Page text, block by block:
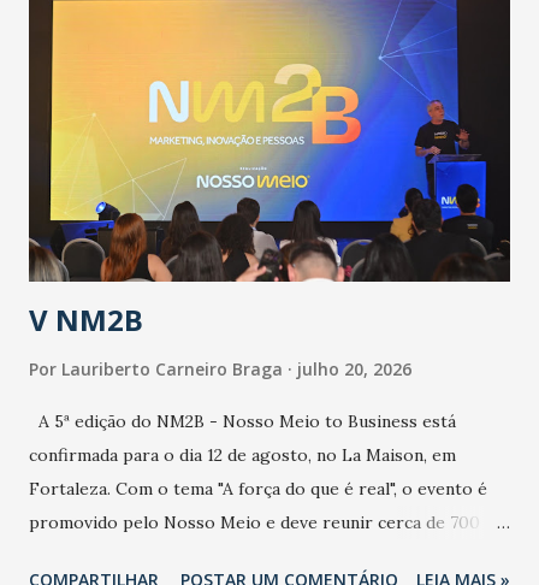
públicos e domiciliares. “Nós não estamos vivendo uma
epidemia comum, como temos em todos os anos, com
aumento de casos de dengue, influenza ou H1N1. Trata-se
de uma epidemia com um vírus diferente, com um poder de
contaminação maior que outros coronavírus”, apontou o
secretário. Segundo ele, é uma epidemia com chance de
contaminação alta, podendo gerar um grande risco à
população e ao sistema de saúde. “Precisamos saber fazer a
estratificação do risco da doença, para não so...
V NM2B
Por Lauriberto Carneiro Braga julho 20, 2026
A 5ª edição do NM2B - Nosso Meio to Business está
confirmada para o dia 12 de agosto, no La Maison, em
Fortaleza. Com o tema "A força do que é real", o evento é
promovido pelo Nosso Meio e deve reunir cerca de 700
COMPARTILHAR POSTAR UM COMENTÁRIO LEIA MAIS »